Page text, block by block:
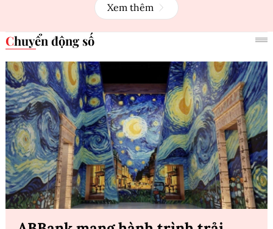
Xem thêm
Chuyển động số